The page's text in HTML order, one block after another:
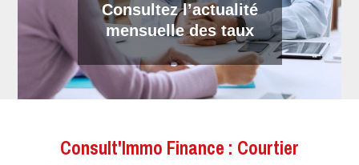
Consultez l’actualité
mensuelle des taux
Consult'Immo Finance : Courtier